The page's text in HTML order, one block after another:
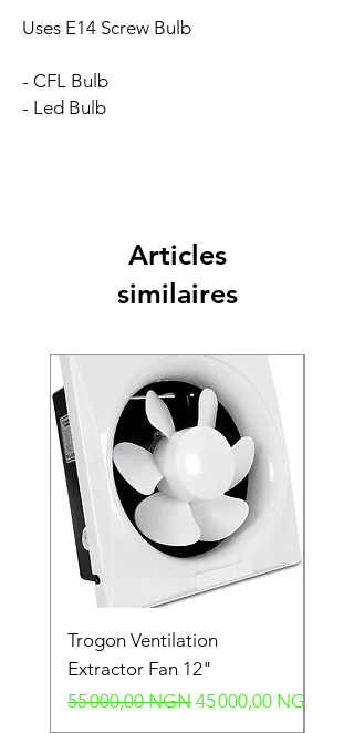
Uses E14 Screw Bulb
- CFL Bulb
- Led Bulb
Articles
similaires
Trogon Ventilation
Extractor Fan 12"
Prix original
55 000,00 NGN Prix promotionnel
45 000,00 NGN